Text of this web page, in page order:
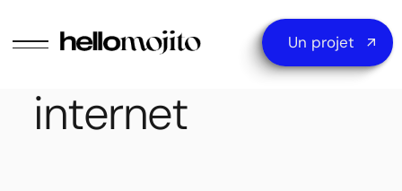
Un projet
Catégorie :Site
internet